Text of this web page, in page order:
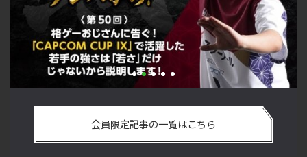
の強さは 「若さ」だけじゃないから説明します！【ストーム
久保のプロ格闘ゲーマーのゲンバから！ 第50回】
会員限定記事の一覧はこちら